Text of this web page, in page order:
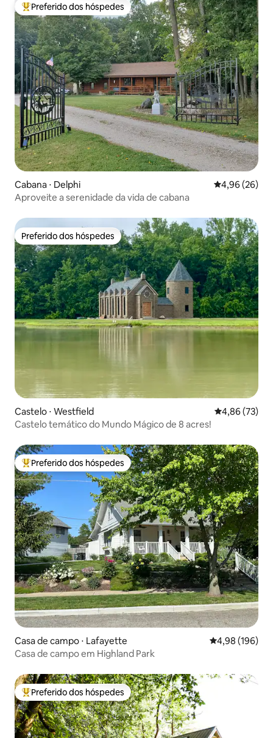
Entre os melhores preferidos dos hóspedes
Preferido dos hóspedes
Cabana ⋅ Delphi 4,96 de uma
4,96 (26)
Aproveite a serenidade da vida de cabana
Preferido dos hóspedes
Preferido dos hóspedes
Castelo ⋅ Westfield 4,86 de uma
4,86 (73)
Castelo temático do Mundo Mágico de 8 acres!
Entre os melhores preferidos dos hóspedes
Preferido dos hóspedes
Casa de campo ⋅ Lafayette 4,98 de uma
4,98 (196)
Casa de campo em Highland Park
Entre os melhores preferidos dos hóspedes
Preferido dos hóspedes